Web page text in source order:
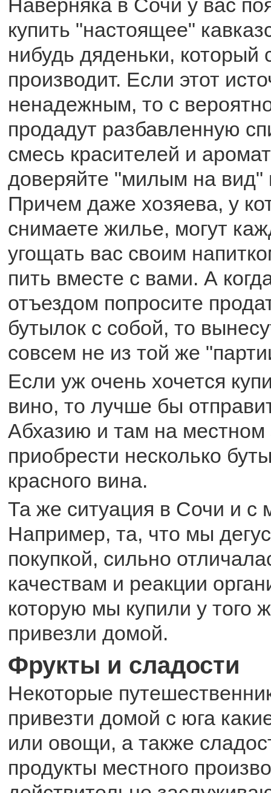
Наверняка в Сочи у вас
купить "настоящее"
нибудь дяденьки, который
производит. Если этот
ненадежным, то с
продадут разбавленную
смесь красителей и
доверяйте "милым на вид"
Причем даже хозяева, у
снимаете жилье, могут
угощать вас своим
пить вместе с вами. А
отъездом попросите
бутылок с собой, то
совсем не из той же
Если уж очень хочется
вино, то лучше бы
Абхазию и там на местном
приобрести несколько
красного вина.
Та же ситуация в Сочи и с
Например, та, что мы
покупкой, сильно
качествам и реакции
которую мы купили у того
привезли домой.
Фрукты и сладости
Некоторые
привезти домой с юга
или овощи, а также
продукты местного